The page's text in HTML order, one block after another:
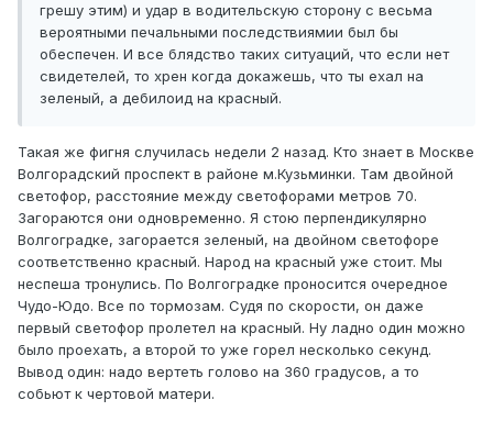
грешу этим) и удар в водительскую сторону с весьма
вероятными печальными последствиямии был бы
обеспечен. И все блядство таких ситуаций, что если нет
свидетелей, то хрен когда докажешь, что ты ехал на
зеленый, а дебилоид на красный.
Такая же фигня случилась недели 2 назад. Кто знает в Москве
Волгорадский проспект в районе м.Кузьминки. Там двойной
светофор, расстояние между светофорами метров 70.
Загораются они одновременно. Я стою перпендикулярно
Волгоградке, загорается зеленый, на двойном светофоре
соответственно красный. Народ на красный уже стоит. Мы
неспеша тронулись. По Волгоградке проносится очередное
Чудо-Юдо. Все по тормозам. Судя по скорости, он даже
первый светофор пролетел на красный. Ну ладно один можно
было проехать, а второй то уже горел несколько секунд.
Вывод один: надо вертеть голово на 360 градусов, а то
собьют к чертовой матери.